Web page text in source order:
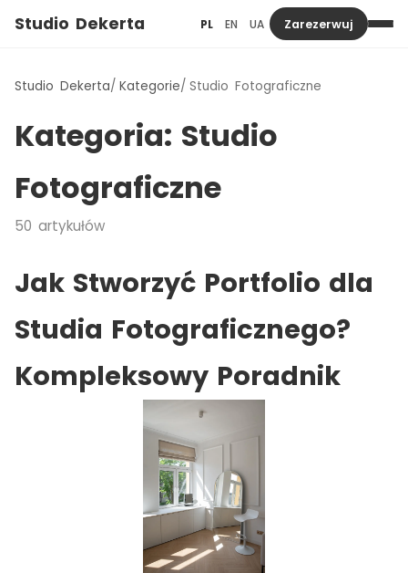
Studio Dekerta PL EN UA Zarezerwuj
Studio Dekerta Kategorie Studio Fotograficzne
Kategoria: Studio
Fotograficzne
50 artykułów
Jak Stworzyć Portfolio dla
Studia Fotograficznego?
Kompleksowy Poradnik